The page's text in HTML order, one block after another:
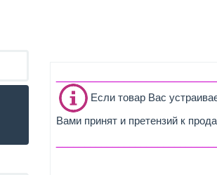
Если товар Вас
Вами принят и претензий к